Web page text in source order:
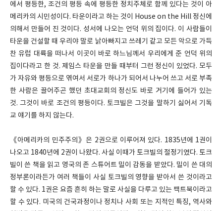
에서 평등한, 조건의 평등 속에 평등한 정치주체로 함께 있다는 것이 아
메리카의 시민성이다. 타운이라고 하는 것이 House on the Hill 정신에
의해서 만들어 진 것이다. 성서에 나오는 언덕 위의 집이다. 이 사람들이
타운을 건설할 때 우리야 말로 낡아빠지고 쓰레기 같고 모든 악으로 가득
찬 유럽 대륙을 떠나서 이곳이 바로 하느님께서 우리에게 준 언덕 위의
집이다라고 한 것. 제임스 타운을 만들 때부터 그런 정신이 있었다. 모두
가 자유와 평등으로 엮여서 서로가 하나가 되어서 나누어 쓰고 서로 부족
한 사람은 끌어주곤 했던 초대교회의 정신도 바로 거기에 들어가 있는
것. 그것이 바로 조건의 평등이다. 토크빌은 그것을 말하기 싫어서 기독
교 얘기를 하지 않는다.
《아메리카의 민주주의》은 2권으로 이루어져 있다. 1835년에 1권이
나오고 1840년에 2권이 나왔다. 사실 이때가 토크빌의 절정기였다. 토크
빌이 쓴 책을 읽고 영국의 존 스튜어트 밀이 감동을 받았다. 밀이 쓴 대의
정부론이라든가 여러 책들이 사실 토크빌의 영향을 받아서 쓴 것이라고
할 수 있다. 1권은 요즘 흔히 하는 말로 사실을 다루고 있는 팩트북이라고
할 수 있다. 미국의 건국과정이나 정치나 사회 또는 지적인 특징, 역사와